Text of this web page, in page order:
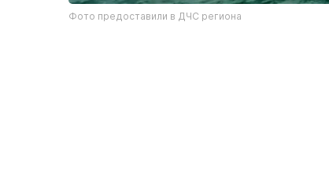
Фото предоставили в ДЧС региона